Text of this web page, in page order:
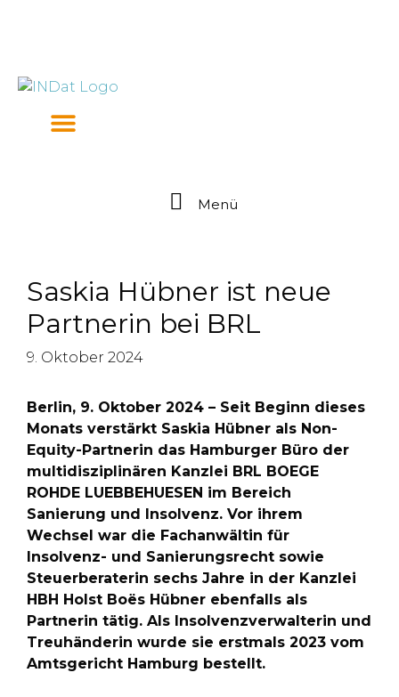
Menü
Saskia Hübner ist neue
Partnerin bei BRL
9. Oktober 2024
Berlin, 9. Oktober 2024 – Seit Beginn dieses
Monats verstärkt Saskia Hübner als Non-
Equity-Partnerin das Hamburger Büro der
multidisziplinären Kanzlei BRL BOEGE
ROHDE LUEBBEHUESEN im Bereich
Sanierung und Insolvenz. Vor ihrem
Wechsel war die Fachanwältin für
Insolvenz- und Sanierungsrecht sowie
Steuerberaterin sechs Jahre in der Kanzlei
HBH Holst Boës Hübner ebenfalls als
Partnerin tätig. Als Insolvenzverwalterin und
Treuhänderin wurde sie erstmals 2023 vom
Amtsgericht Hamburg bestellt.